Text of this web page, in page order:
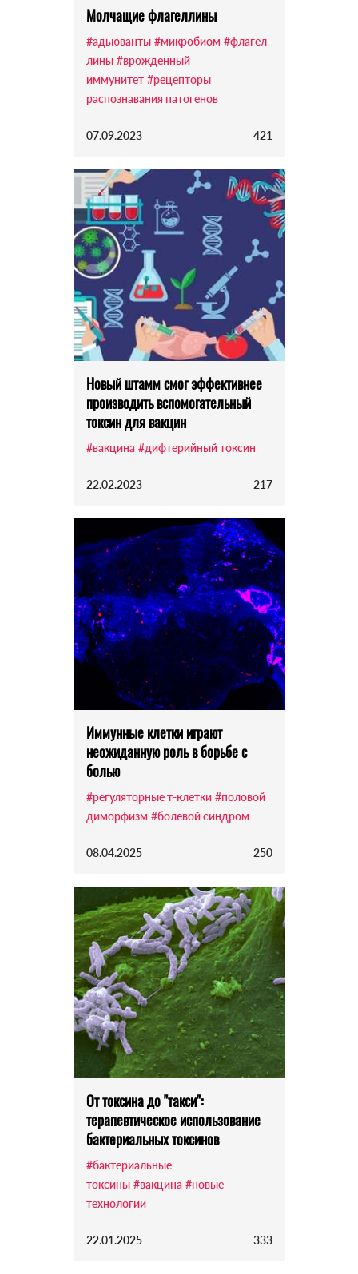
Молчащие флагеллины
#адьюванты #микробиом #флагел
лины #врожденный
иммунитет #рецепторы
распознавания патогенов
07.09.2023 421
Новый штамм смог эффективнее
производить вспомогательный
токсин для вакцин
#вакцина #дифтерийный токсин
22.02.2023 217
Иммунные клетки играют
неожиданную роль в борьбе с
болью
#регуляторные т-клетки #половой
диморфизм #болевой синдром
08.04.2025 250
От токсина до "такси":
терапевтическое использование
бактериальных токсинов
#бактериальные
токсины #вакцина #новые
технологии
22.01.2025 333